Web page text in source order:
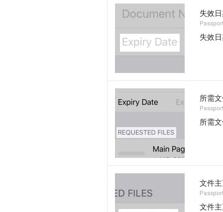
失效
失效
所需
所需
文件
文件